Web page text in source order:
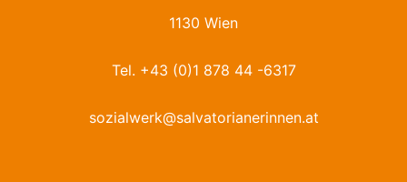
1130 Wien
Tel. +43 (0)1 878 44 -6317
sozialwerk@salvatorianerinnen.at